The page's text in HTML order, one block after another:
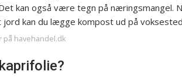
kan også være tegn på næringsmangel.
kan du lægge kompost ud på
på havehandel.dk